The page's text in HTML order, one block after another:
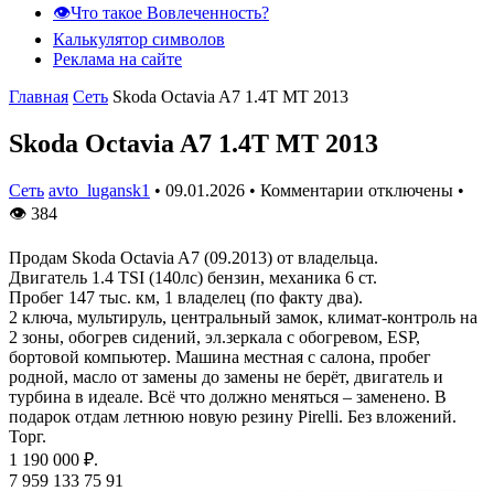
👁️Что такое Вовлеченность?
Калькулятор символов
Реклама на сайте
Главная Сеть Skoda Octavia A7 1.4T MT 2013
Skoda Octavia A7 1.4T MT 2013
Сеть avto_lugansk1 • 09.01.2026 • Комментарии отключены •
👁 384
Продам Skoda Octavia A7 (09.2013) от владельца.
Двигатель 1.4 TSI (140лс) бензин, механика 6 ст.
Пробег 147 тыс. км, 1 владелец (по факту два).
2 ключа, мультируль, центральный замок, климат-контроль на
2 зоны, обогрев сидений, эл.зеркала с обогревом, ESP,
бортовой компьютер. Машина местная с салона, пробег
родной, масло от замены до замены не берёт, двигатель и
турбина в идеале. Всё что должно меняться – заменено. В
подарок отдам летнюю новую резину Pirelli. Без вложений.
Торг.
1 190 000 ₽.
7 959 133 75 91